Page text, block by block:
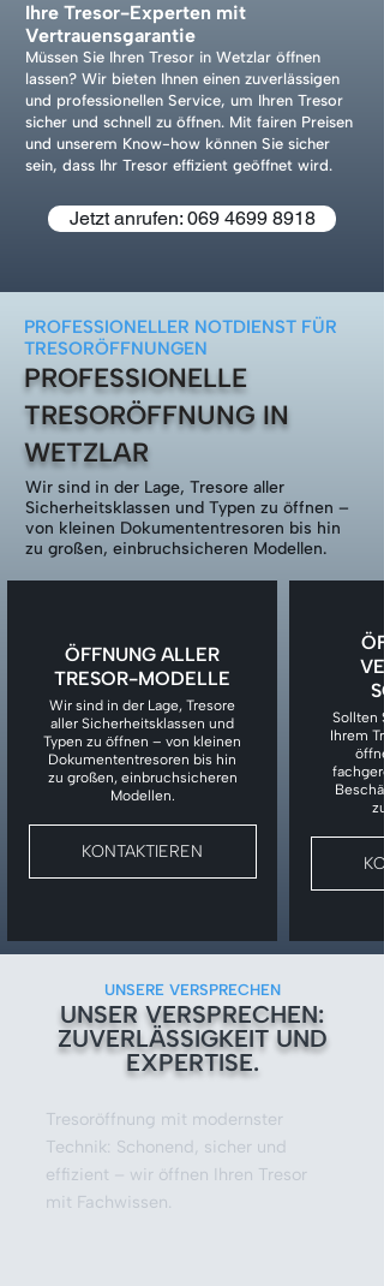
Ihre Tresor-Experten mit
Vertrauensgarantie
Müssen Sie Ihren Tresor in Wetzlar öffnen
lassen? Wir bieten Ihnen einen zuverlässigen
und professionellen Service, um Ihren Tresor
sicher und schnell zu öffnen. Mit fairen Preisen
und unserem Know-how können Sie sicher
sein, dass Ihr Tresor effizient geöffnet wird.
Jetzt anrufen: 069 4699 8918
PROFESSIONELLER NOTDIENST FÜR
TRESORÖFFNUNGEN
PROFESSIONELLE
TRESORÖFFNUNG IN
WETZLAR
Wir sind in der Lage, Tresore aller
Sicherheitsklassen und Typen zu öffnen –
von kleinen Dokumententresoren bis hin
zu großen, einbruchsicheren Modellen.
ÖFFNUNG ALLER
TRESOR-MODELLE
Wir sind in der Lage, Tresore
aller Sicherheitsklassen und
Typen zu öffnen – von kleinen
Dokumententresoren bis hin
zu großen, einbruchsicheren
Modellen.
KONTAKTIEREN
Sollten
Ihrem
UNSERE VERSPRECHEN
UNSER VERSPRECHEN:
ZUVERLÄSSIGKEIT UND
EXPERTISE.
Tresoröffnung mit modernster
Technik: Schonend, sicher und
effizient – wir öffnen Ihren Tresor
mit Fachwissen.